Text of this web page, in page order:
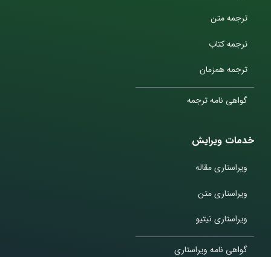
ترجمه متن
ترجمه کتاب
ترجمه همزمان
گواهی نامه ترجمه
خدمات ویرایش
ویراستاری مقاله
ویراستاری متن
ویراستاری نیتیو
گواهی نامه ویراستاری